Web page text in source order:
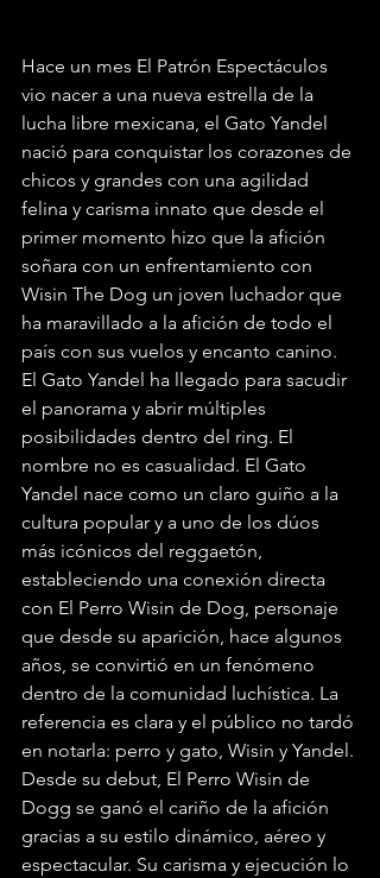
Hace un mes El Patrón Espectáculos
vio nacer a una nueva estrella de la
lucha libre mexicana, el Gato Yandel
nació para conquistar los corazones de
chicos y grandes con una agilidad
felina y carisma innato que desde el
primer momento hizo que la afición
soñara con un enfrentamiento con
Wisin The Dog un joven luchador que
ha maravillado a la afición de todo el
país con sus vuelos y encanto canino.
El Gato Yandel ha llegado para sacudir
el panorama y abrir múltiples
posibilidades dentro del ring. El
nombre no es casualidad. El Gato
Yandel nace como un claro guiño a la
cultura popular y a uno de los dúos
más icónicos del reggaetón,
estableciendo una conexión directa
con El Perro Wisin de Dog, personaje
que desde su aparición, hace algunos
años, se convirtió en un fenómeno
dentro de la comunidad luchística. La
referencia es clara y el público no tardó
en notarla: perro y gato, Wisin y Yandel.
Desde su debut, El Perro Wisin de
Dogg se ganó el cariño de la afición
gracias a su estilo dinámico, aéreo y
espectacular. Su carisma y ejecución lo